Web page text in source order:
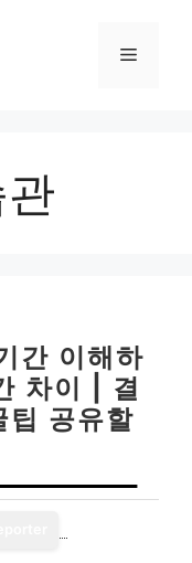
메
간 이해하
차이 | 결
팁 공유할